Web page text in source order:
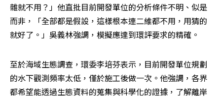
雜就不用？」他直批目前開發單位的分析條件不明、似是
而非，「全部都是假設，這樣根本連二維都不用，用猜的
就好了。」吳義林強調，模擬應達到環評要求的精確。
至於海域生態調查，環委李培芬表示，目前開發單位規劃
的水下觀測頻率太低，僅於施工後做一次。他強調，各界
都希望能透過生態資料的蒐集與科學化的證據，了解離岸